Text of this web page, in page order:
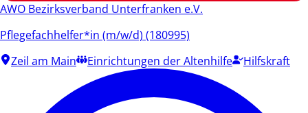
AWO Bezirksverband Unterfranken e.V.
Pflegefachhelfer*in (m/w/d) (180995)
Zeil am Main
Einrichtungen der Altenhilfe Hilfskraft